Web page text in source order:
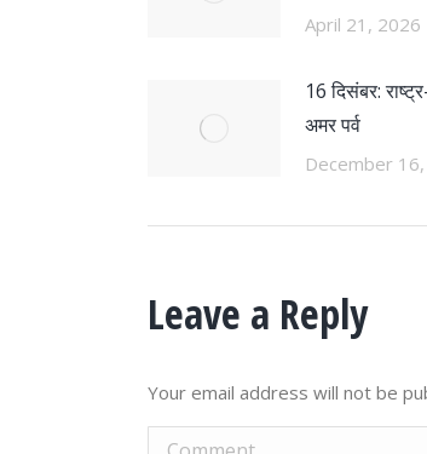
April 21, 2026
16 दिसंबर:
अमर पर्व
December
Leave a Reply
Your email address will not be
Comment